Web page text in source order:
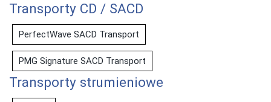
Transporty CD / SACD
PerfectWave SACD Transport
PMG Signature SACD Transport
Transporty strumieniowe